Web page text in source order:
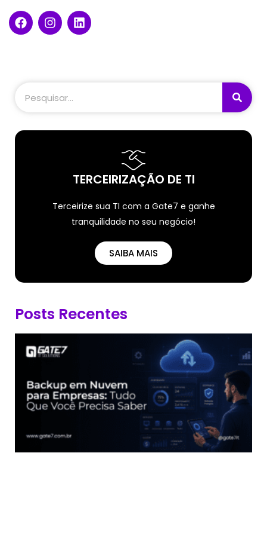
TERCEIRIZAÇÃO DE TI
Terceirize sua TI com a Gate7 e ganhe
tranquilidade no seu negócio!
SAIBA MAIS
Posts Recentes